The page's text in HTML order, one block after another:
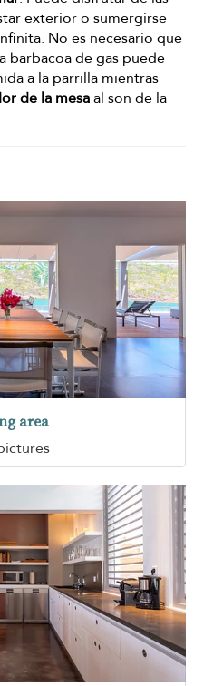
exterior o sumergirse
No es necesario que
barbacoa de gas puede
a la parrilla mientras
de la mesaal son de la
area